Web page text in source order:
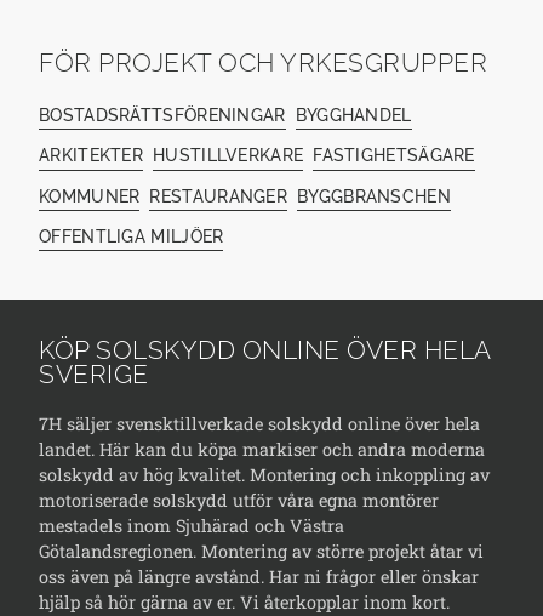
FÖR PROJEKT OCH YRKESGRUPPER
BOSTADSRÄTTSFÖRENINGAR BYGGHANDEL
ARKITEKTER HUSTILLVERKARE FASTIGHETSÄGARE
KOMMUNER RESTAURANGER BYGGBRANSCHEN
OFFENTLIGA MILJÖER
KÖP SOLSKYDD ONLINE ÖVER HELA
SVERIGE
7H säljer svensktillverkade solskydd online över hela
landet. Här kan du köpa markiser och andra moderna
solskydd av hög kvalitet. Montering och inkoppling av
motoriserade solskydd utför våra egna montörer
mestadels inom Sjuhärad och Västra
Götalandsregionen. Montering av större projekt åtar vi
oss även på längre avstånd. Har ni frågor eller önskar
hjälp så hör gärna av er. Vi återkopplar inom kort.